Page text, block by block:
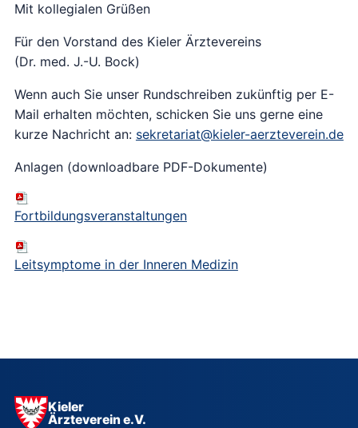
Mit kollegialen Grüßen
Für den Vorstand des Kieler Ärztevereins
(Dr. med. J.-U. Bock)
Wenn auch Sie unser Rundschreiben zukünftig per E-
Mail erhalten möchten, schicken Sie uns gerne eine
kurze Nachricht an: sekretariat@kieler-aerzteverein.de
Anlagen (downloadbare PDF-Dokumente)
Fortbildungsveranstaltungen
Leitsymptome in der Inneren Medizin
Kieler
Ärzteverein e.V.